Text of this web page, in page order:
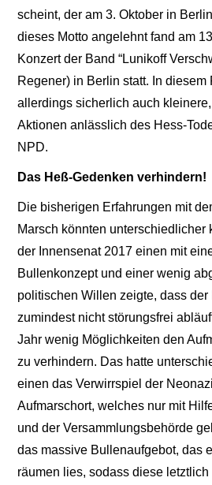
scheint, der am 3. Oktober in
dieses Motto angelehnt fand am
Konzert der Band “Lunikoff
Regener) in Berlin statt. In diesem
allerdings sicherlich auch
Aktionen anlässlich des Hess-
NPD.
Das Heß-Gedenken verhindern!
Die bisherigen Erfahrungen mit
Marsch könnten unterschiedlicher
der Innensenat 2017 einen mit
Bullenkonzept und einer wenig
politischen Willen zeigte, dass der
zumindest nicht störungsfrei
Jahr wenig Möglichkeiten den
zu verhindern. Das hatte
einen das Verwirrspiel der
Aufmarschort, welches nur mit
und der Versammlungsbehörde
das massive Bullenaufgebot, das
räumen lies, sodass diese